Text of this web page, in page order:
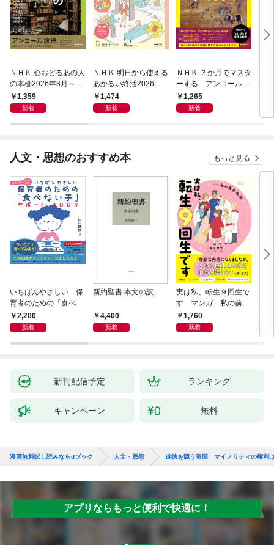
ＮＨＫ 心おどるあの人
の本棚2026年8月～9
月1,359
新着
ＮＨＫ 明日から使える
あかるい終活2026年8
月～9月
1,474
新着
ＮＨＫ ３か月でマスタ
ーする アンコール 世
界史2026年8月
1,265
新着
名
宣
人文・思想のおすすめ本 もっと見る
いちばんやさしい 保
育者のための「食べな
い子」サポートＢＯＯ
Ｋ 偏食・少食のお悩
2,200
新着
新約聖書 本文の訳
4,400
新着
実は私、転生９回生で
す マンガ 私の前世
物語1,760
新着
が
新刊配信予定 ランキング
キャンペーン 無料
漫画無料試し読みならdブック 人文・思想 道徳を競う帝国 マイノリティの権利
アプリならもっと便利で快適に！